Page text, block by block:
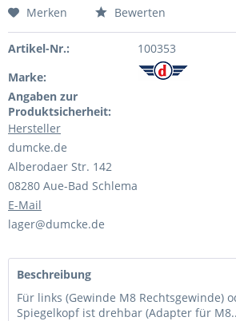
Merken Bewerten
Artikel-Nr.:
100353
Marke:
Angaben zur
Produktsicherheit:
Hersteller
dumcke.de
Alberodaer Str. 142
08280 Aue-Bad Schlema
E-Mail
lager@dumcke.de
Beschreibung
Für links (Gewinde M8 Rechtsgewinde)
Spiegelkopf ist drehbar (Adapter für